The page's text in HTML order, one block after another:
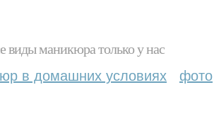
виды маникюра только у нас
в домашних условиях фото